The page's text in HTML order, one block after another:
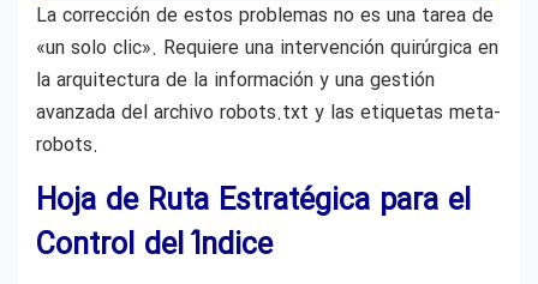
La corrección de estos problemas no es una tarea de
«un solo clic». Requiere una intervención quirúrgica en
la arquitectura de la información y una gestión
avanzada del archivo robots.txt y las etiquetas meta-
robots.
Hoja de Ruta Estratégica para el
Control del Índice